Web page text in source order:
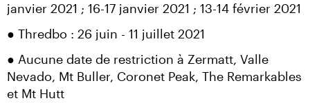
janvier 2021 ; 16-17 janvier 2021 ; 13-14 février 2021
● Thredbo : 26 juin - 11 juillet 2021
● Aucune date de restriction à Zermatt, Valle
Nevado, Mt Buller, Coronet Peak, The Remarkables
et Mt Hutt